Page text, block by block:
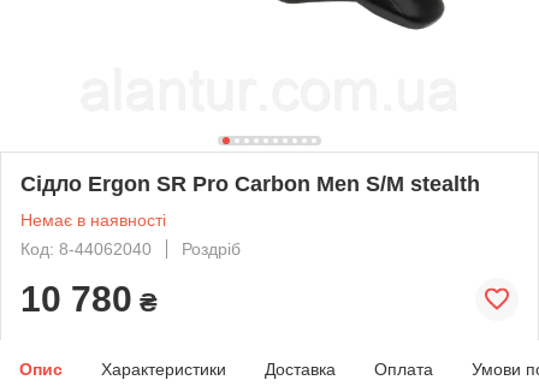
Сідло Ergon SR Pro Carbon Men S/M stealth
Немає в наявності
Код: 8-44062040
Роздріб
10 780 ₴
Опис Характеристики Доставка Оплата Умови